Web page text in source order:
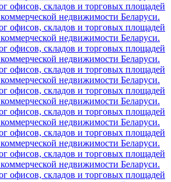
офисов, складов и торговых площадей
недвижимости Беларуси.
офисов, складов и торговых площадей
недвижимости Беларуси.
офисов, складов и торговых площадей
недвижимости Беларуси.
офисов, складов и торговых площадей
недвижимости Беларуси.
офисов, складов и торговых площадей
недвижимости Беларуси.
офисов, складов и торговых площадей
недвижимости Беларуси.
офисов, складов и торговых площадей
недвижимости Беларуси.
офисов, складов и торговых площадей
недвижимости Беларуси.
офисов, складов и торговых площадей